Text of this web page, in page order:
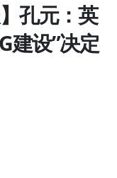
孔元：英
建设”决定